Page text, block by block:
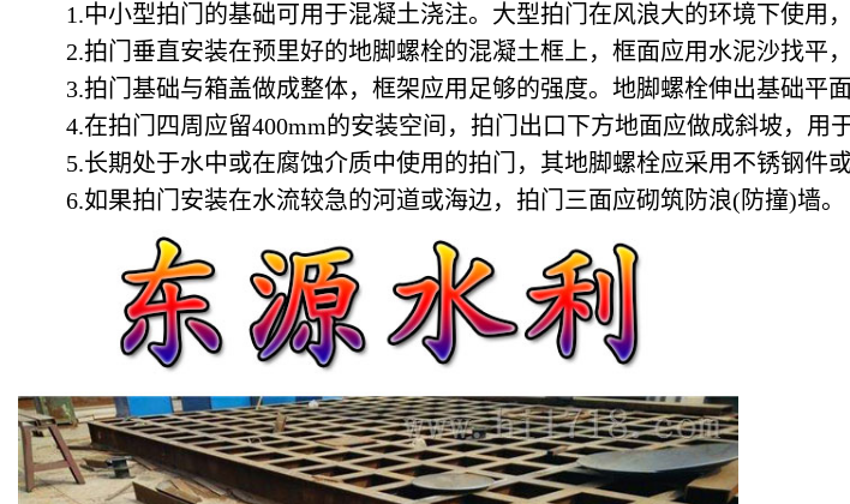
1.中小型拍门的基础可用于混凝土浇注。大型拍门在风浪大的环境下使用，
2.拍门垂直安装在预里好的地脚螺栓的混凝土框上，框面应用水泥沙找平，
3.拍门基础与箱盖做成整体，框架应用足够的强度。地脚螺栓伸出基础平
4.在拍门四周应留400mm的安装空间，拍门出口下方地面应做成斜坡，用于
5.长期处于水中或在腐蚀介质中使用的拍门，其地脚螺栓应采用不锈钢件或
6.如果拍门安装在水流较急的河道或海边，拍门三面应砌筑防浪(防撞)墙。